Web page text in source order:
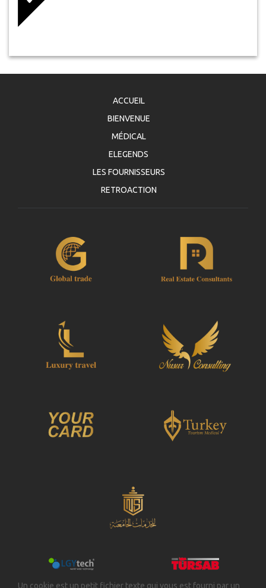
ACCUEIL
BIENVENUE
MÉDICAL
ELEGENDS
LES FOURNISSEURS
RETROACTION
Un cookie est un petit fichier texte qui vous est fourni par un